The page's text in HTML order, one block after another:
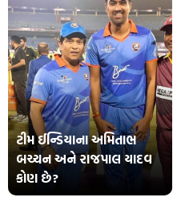
ટીમ ઈન્ડિયાના અમિતાભ
બચ્ચન અને રાજપાલ યાદવ
કોણ છે?